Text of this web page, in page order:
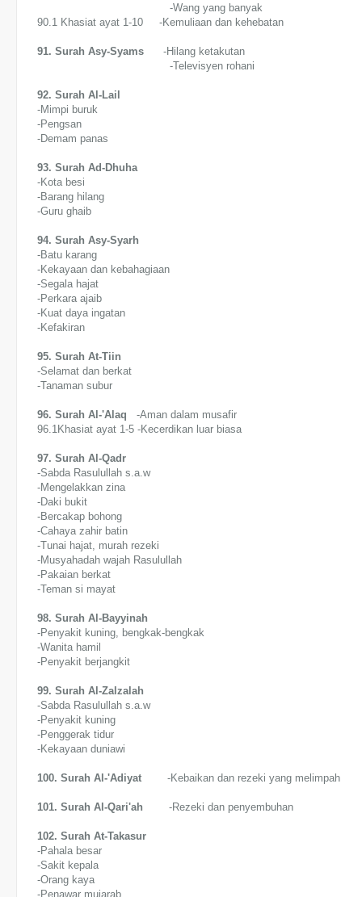
-Wang yang banyak
90.1 Khasiat ayat 1-10 -Kemuliaan dan kehebatan
91. Surah Asy-Syams -Hilang ketakutan
-Televisyen rohani
92. Surah Al-Lail
-Mimpi buruk
-Pengsan
-Demam panas
93. Surah Ad-Dhuha
-Kota besi
-Barang hilang
-Guru ghaib
94. Surah Asy-Syarh
-Batu karang
-Kekayaan dan kebahagiaan
-Segala hajat
-Perkara ajaib
-Kuat daya ingatan
-Kefakiran
95. Surah At-Tiin
-Selamat dan berkat
-Tanaman subur
96. Surah Al-'Alaq -Aman dalam musafir
96.1Khasiat ayat 1-5 -Kecerdikan luar biasa
97. Surah Al-Qadr
-Sabda Rasulullah s.a.w
-Mengelakkan zina
-Daki bukit
-Bercakap bohong
-Cahaya zahir batin
-Tunai hajat, murah rezeki
-Musyahadah wajah Rasulullah
-Pakaian berkat
-Teman si mayat
98. Surah Al-Bayyinah
-Penyakit kuning, bengkak-bengkak
-Wanita hamil
-Penyakit berjangkit
99. Surah Al-Zalzalah
-Sabda Rasulullah s.a.w
-Penyakit kuning
-Penggerak tidur
-Kekayaan duniawi
100. Surah Al-'Adiyat -Kebaikan dan rezeki yang melimpah
101. Surah Al-Qari'ah -Rezeki dan penyembuhan
102. Surah At-Takasur
-Pahala besar
-Sakit kepala
-Orang kaya
-Penawar mujarab